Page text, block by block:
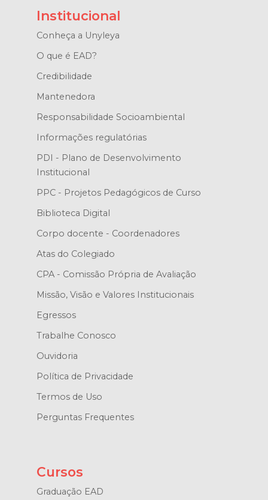
Institucional
Conheça a Unyleya
O que é EAD?
Credibilidade
Mantenedora
Responsabilidade Socioambiental
Informações regulatórias
PDI - Plano de Desenvolvimento
Institucional
PPC - Projetos Pedagógicos de Curso
Biblioteca Digital
Corpo docente - Coordenadores
Atas do Colegiado
CPA - Comissão Própria de Avaliação
Missão, Visão e Valores Institucionais
Egressos
Trabalhe Conosco
Ouvidoria
Política de Privacidade
Termos de Uso
Perguntas Frequentes
Cursos
Graduação EAD